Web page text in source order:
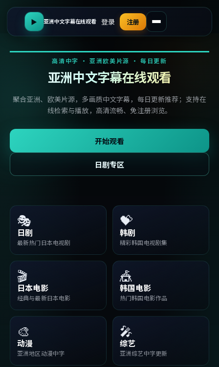
▶ 亚洲中文字幕在线观看 登录 注册
高清中字 · 亚洲欧美片源 · 每日更新
亚洲中文字幕在线观看
聚合亚洲、欧美片源，多画质中文字幕，每日更新推荐；支持在
线检索与播放，高清流畅、免注册浏览。
开始观看
日剧专区
🎭
日剧
最新热门日本电视剧
💝
韩剧
精彩韩国电视剧集
🎬
日本电影
经典与最新日本电影
🎪
韩国电影
热门韩国电影作品
🎨
动漫
亚洲地区动漫中字
🎤
综艺
亚洲综艺中字更新